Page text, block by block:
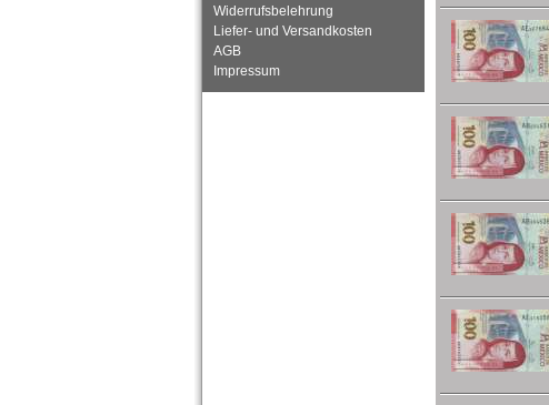
Widerrufsbelehrung
Liefer- und Versandkosten
AGB
Impressum